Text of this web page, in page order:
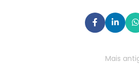
Mais